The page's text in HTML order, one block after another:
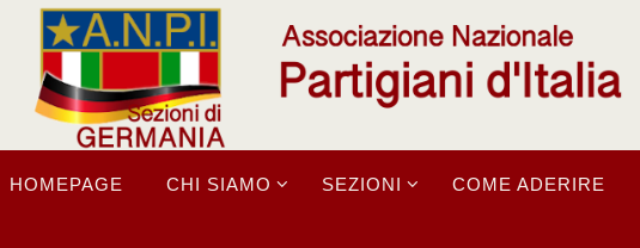
Salta
contenuto
alHOMEPAGE CHI SIAMO SEZIONI COME ADERIRE